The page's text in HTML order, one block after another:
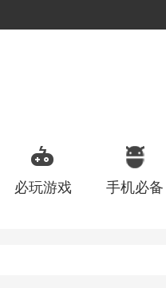
必玩游戏 手机必备